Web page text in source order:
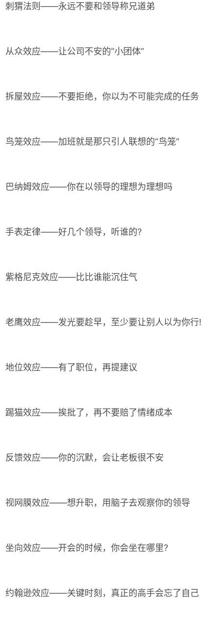
刺猬法则——永远不要和领导称兄道弟
从众效应——让公司不安的“小团体”
拆屋效应——不要拒绝，你以为不可能完成的任务
鸟笼效应——加班就是那只引人联想的“鸟笼”
巴纳姆效应——你在以领导的理想为理想吗
手表定律——好几个领导，听谁的?
紫格尼克效应——比比谁能沉住气
老鹰效应——发光要趁早，至少要让别人以为你行!
地位效应——有了职位，再提建议
踢猫效应——挨批了，再不要赔了情绪成本
反馈效应——你的沉默，会让老板很不安
视网膜效应——想升职，用脑子去观察你的领导
坐向效应——开会的时候，你会坐在哪里?
约翰逊效应——关键时刻，真正的高手会忘了自己